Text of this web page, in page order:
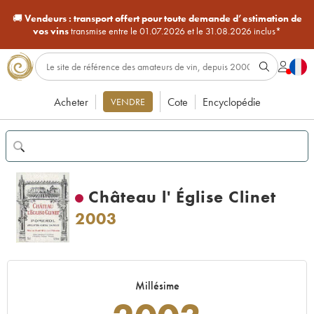
🚚Vendeurs : transport offert pour toute demande d’estimation de
vos vinstransmise entre le 01.07.2026 et le 31.08.2026 inclus*
Acheter VENDRE Cote Encyclopédie
Château l' Église Clinet
2003
Millésime